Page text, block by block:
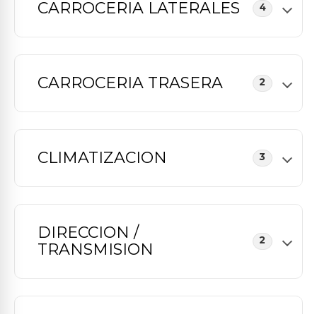
CARROCERIA LATERALES 4
CARROCERIA TRASERA 2
CLIMATIZACION 3
DIRECCION /
TRANSMISION
2